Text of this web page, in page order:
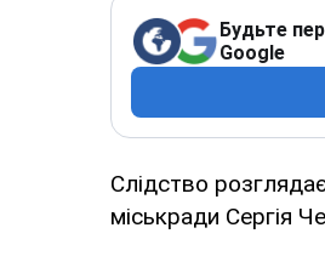
Будьте
Google
Слідство
міськради Сергія